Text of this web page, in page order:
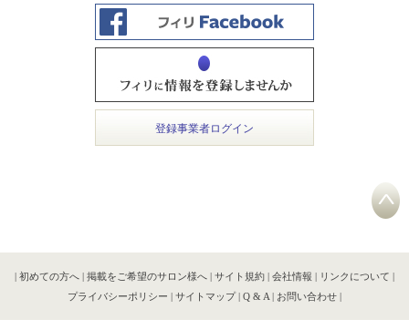
登録事業者ログイン
初めての方へ 掲載をご希望のサロン様へ サイト規約 会社情報 リンクについて
プライバシーポリシー
サイトマップ Q & A お問い合わせ